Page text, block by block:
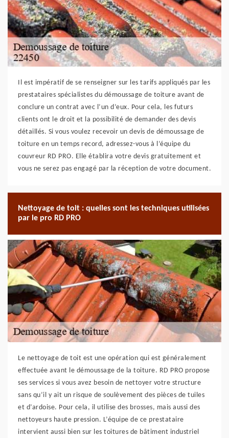
Il est impératif de se renseigner sur les tarifs appliqués par les
prestataires spécialistes du démoussage de toiture avant de
conclure un contrat avec l’un d’eux. Pour cela, les futurs
clients ont le droit et la possibilité de demander des devis
détaillés. Si vous voulez recevoir un devis de démoussage de
toiture en un temps record, adressez-vous à l’équipe du
couvreur RD PRO. Elle établira votre devis gratuitement et
vous ne serez pas engagé par la réception de votre document.
Nettoyage de toit : quelles sont les techniques utilisées
par le pro RD PRO
Le nettoyage de toit est une opération qui est généralement
effectuée avant le démoussage de la toiture. RD PRO propose
ses services si vous avez besoin de nettoyer votre structure
sans qu’il y ait un risque de soulèvement des pièces de tuiles
et d’ardoise. Pour cela, il utilise des brosses, mais aussi des
nettoyeurs haute pression. L’équipe de ce prestataire
intervient aussi bien sur les toitures de bâtiment industriel